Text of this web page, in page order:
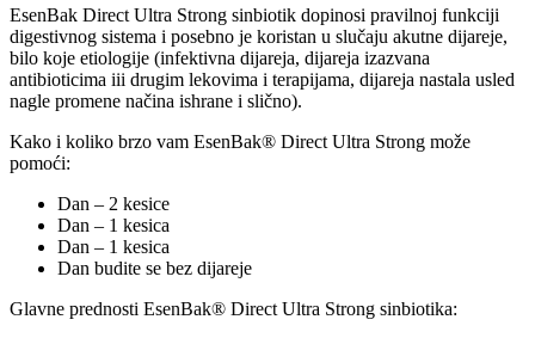
EsenBak Direct Ultra Strong sinbiotik dopinosi pravilnoj funkciji
digestivnog sistema i posebno je koristan u slučaju akutne dijareje,
bilo koje etiologije (infektivna dijareja, dijareja izazvana
antibioticima iii drugim lekovima i terapijama, dijareja nastala usled
nagle promene načina ishrane i slično).
Kako i koliko brzo vam EsenBak® Direct Ultra Strong može
pomoći:
Dan – 2 kesice
Dan – 1 kesica
Dan – 1 kesica
Dan budite se bez dijareje
Glavne prednosti EsenBak® Direct Ultra Strong sinbiotika: